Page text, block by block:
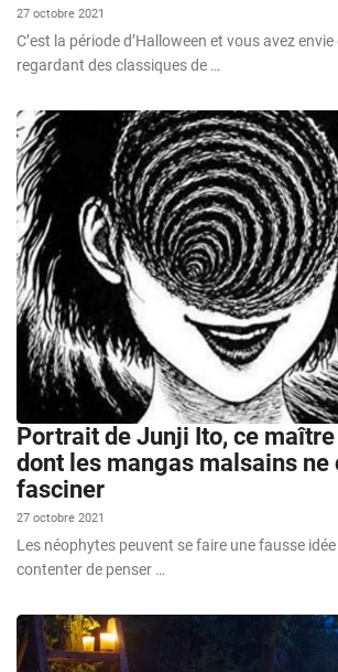
27 octobre 2021
C’est la période d’Halloween et vous avez
regardant des classiques de …
Portrait de Junji Ito, ce maître
dont les mangas malsains ne
fasciner
27 octobre 2021
Les néophytes peuvent se faire une fausse
contenter de penser …